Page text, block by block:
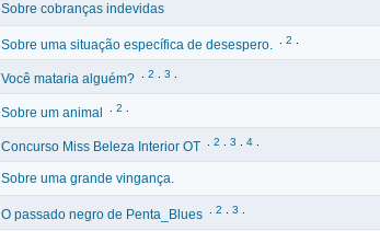
Sobre cobranças indevidas
Sobre uma situação específica de desespero. 2
Você mataria alguém? 2 3
Sobre um animal 2
Concurso Miss Beleza Interior OT 2 3 4
Sobre uma grande vingança.
O passado negro de Penta_Blues 2 3